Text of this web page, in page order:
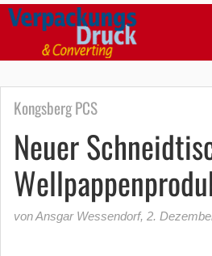
Kongsberg PCS
Neuer
von Ansgar Wessendorf, 2.